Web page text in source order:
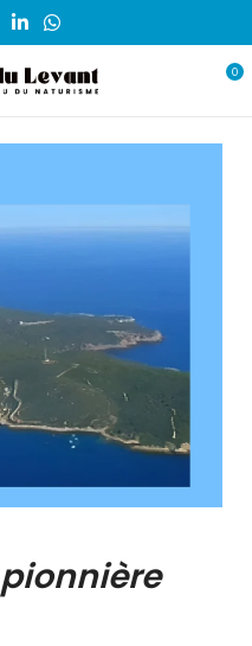
0
pionnière